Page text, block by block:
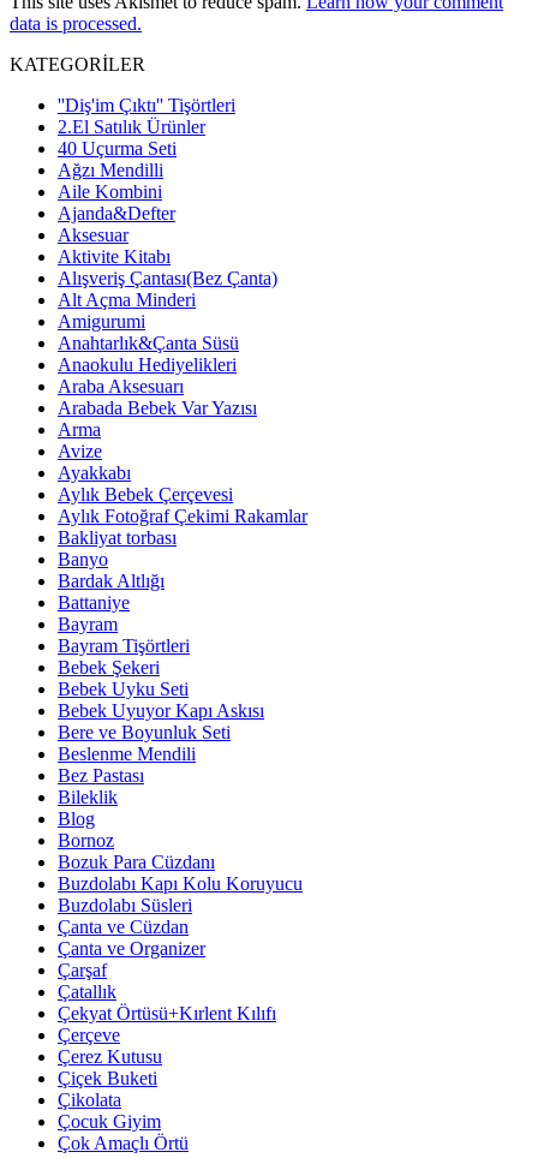
data is processed.
KATEGORİLER
''Diş'im Çıktı'' Tişörtleri
2.El Satılık Ürünler
40 Uçurma Seti
Ağzı Mendilli
Aile Kombini
Ajanda&Defter
Aksesuar
Aktivite Kitabı
Alışveriş Çantası(Bez Çanta)
Alt Açma Minderi
Amigurumi
Anahtarlık&Çanta Süsü
Anaokulu Hediyelikleri
Araba Aksesuarı
Arabada Bebek Var Yazısı
Arma
Avize
Ayakkabı
Aylık Bebek Çerçevesi
Aylık Fotoğraf Çekimi Rakamlar
Bakliyat torbası
Banyo
Bardak Altlığı
Battaniye
Bayram
Bayram Tişörtleri
Bebek Şekeri
Bebek Uyku Seti
Bebek Uyuyor Kapı Askısı
Bere ve Boyunluk Seti
Beslenme Mendili
Bez Pastası
Bileklik
Blog
Bornoz
Bozuk Para Cüzdanı
Buzdolabı Kapı Kolu Koruyucu
Buzdolabı Süsleri
Çanta ve Cüzdan
Çanta ve Organizer
Çarşaf
Çatallık
Çekyat Örtüsü+Kırlent Kılıfı
Çerçeve
Çerez Kutusu
Çiçek Buketi
Çikolata
Çocuk Giyim
Çok Amaçlı Örtü